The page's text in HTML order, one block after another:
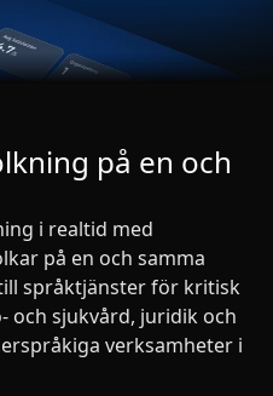
för globala
och kvalitet
på en och
i realtid med
på en och samma
språktjänster för kritisk
och sjukvård, juridik och
verksamheter i